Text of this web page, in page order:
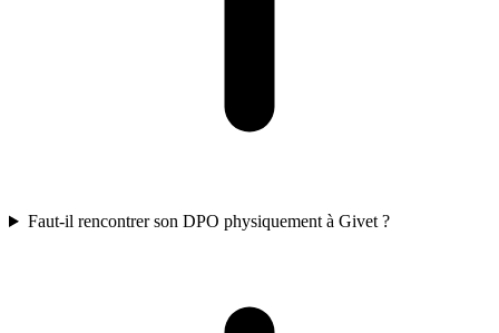
Faut-il rencontrer son DPO physiquement à Givet ?